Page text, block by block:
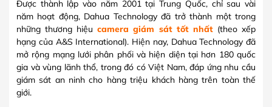
Được thành lập vào năm 2001 tại Trung Quốc, chỉ sau vài
năm hoạt động, Dahua Technology đã trở thành một trong
những thương hiệucamera giám sát tốt nhất(theo xếp
hạng của A&S International). Hiện nay, Dahua Technology đã
mở rộng mạng lưới phân phối và hiện diện tại hơn 180 quốc
gia và vùng lãnh thổ, trong đó có Việt Nam, đáp ứng nhu cầu
giám sát an ninh cho hàng triệu khách hàng trên toàn thế
giới.